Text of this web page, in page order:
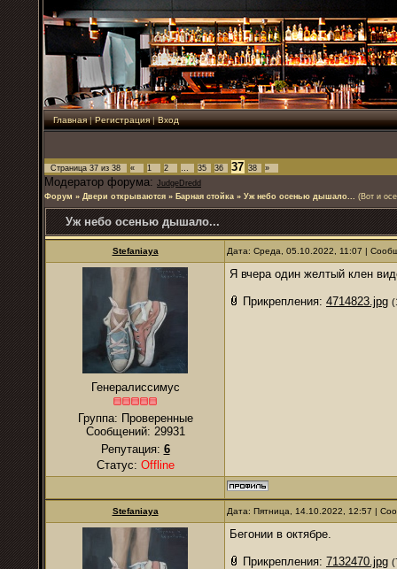
Главная|Регистрация|Вход
Страница 37 из 38 « 1 2 … 35 36 37 38 »
Модератор форума: JudgeDredd
Форум » Двери открываются » Барная стойка » Уж небо осенью дышало... (Вот и
Уж небо осенью дышало...
Stefaniaya Дата: Среда, 05.10.2022, 11:07 |
Генералиссимус
Группа: Проверенные
Сообщений: 29931
Репутация: 6
Статус: Offline
Я вчера один желтый клен
Прикрепления: 4714823.jpg
Stefaniaya Дата: Пятница, 14.10.2022, 12:57 |
Бегонии в октябре.
Прикрепления: 7132470.jpg